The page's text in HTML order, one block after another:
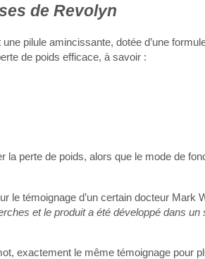
de Revolyn
pilule amincissante, dotée d’une
de poids efficace, à savoir :
perte de poids, alors que le mode de
le témoignage d’un certain docteur Mark
et le produit a été développé dans un
exactement le même témoignage pour